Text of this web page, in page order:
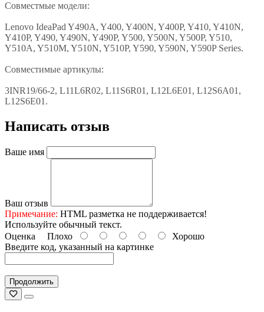
Совместмые модели:
Lenovo IdeaPad Y490A, Y400, Y400N, Y400P, Y410, Y410N,
Y410P, Y490, Y490N, Y490P, Y500, Y500N, Y500P, Y510,
Y510A, Y510M, Y510N, Y510P, Y590, Y590N, Y590P Series.
Совместимые артикулы:
3INR19/66-2, L11L6R02, L11S6R01, L12L6E01, L12S6A01,
L12S6E01.
Написать отзыв
Ваше имя
Ваш отзыв
Примечание: HTML разметка не поддерживается!
Используйте обычный текст.
Оценка Плохо
Хорошо
Введите код, указанный на картинке
Продолжить